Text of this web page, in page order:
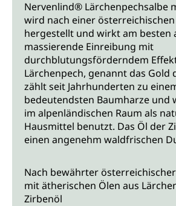
Nervenlind® Lärchenpechsalbe
wird nach einer
hergestellt und wirkt am besten
massierende Einreibung mit
durchblutungsförderndem
Lärchenpech, genannt das Gold
zählt seit Jahrhunderten zu
bedeutendsten Baumharze und
im alpenländischen Raum als
Hausmittel benutzt. Das Öl der
einen angenehm waldfrischen
Nach bewährter
mit ätherischen Ölen aus
Zirbenöl